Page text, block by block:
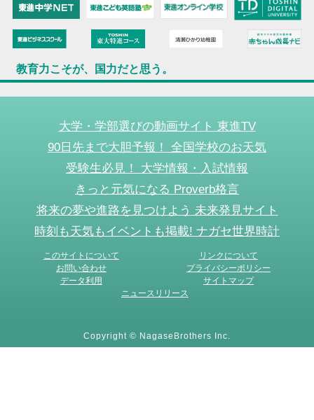
教育力こそが、国力だと思う。
大学・学部選びの動画サイト 東進TV
90日先まで大胆予報！ 全国学校のお天気
受験生必見！ 大学情報・入試情報
きっと元気になる Proverb格言
将来の夢や進路を見つけよう 未来発見サイト
時刻も天気もイベントも掲載! ナガセ世界時計
このサイトについて
リンクについて
お問い合わせ
プライバシーポリシー
データ利用
サイトマップ
ニュースリリース
Copyright © NagaseBrothers Inc.